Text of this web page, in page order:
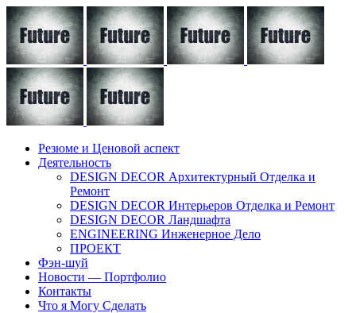
Резюме и Ценовой аспект
Деятельность
DESIGN DECOR Архитектурный Отделка и
Ремонт
DESIGN DECOR Интерьеров Отделка и Ремонт
DESIGN DECOR Ландшафта
ENGINEERING Инженерное Дело
ПРОЕКТ
Фэн-шуй
Новости — Портфолио
Контакты
Что я Могу Сделать